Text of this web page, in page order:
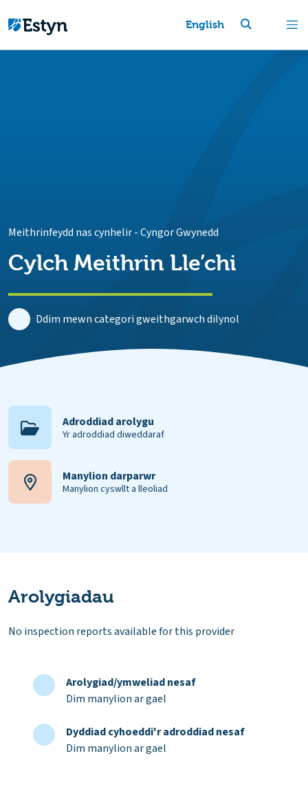
English
Meithrinfeydd nas cynhelir-Cyngor Gwynedd
Cylch Meithrin Lle’chi
Ddim mewn categori gweithgarwch dilynol
Adroddiad arolygu
Yr adroddiad diweddaraf
Manylion darparwr
Manylion cyswllt a lleoliad
Arolygiadau
No inspection reports available for this provider
Arolygiad/ymweliad nesaf
Dim manylion ar gael
Dyddiad cyhoeddi'r adroddiad nesaf
Dim manylion ar gael